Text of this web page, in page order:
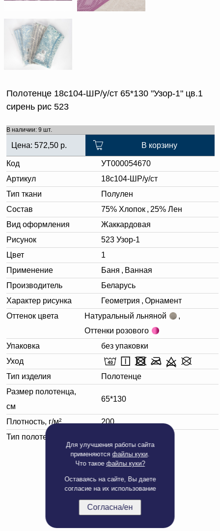
Для улучшения работы сайта
применяютсяфайлы куки.
Что такое файлы куки?
Оставаясь на сайте, Вы даете
согласие на их использование
Согласна/ен
Полотенце 18с104-ШР/у/ст 65*130 "Узор-1" цв.1
сирень рис 523
В наличии: 9 шт.
Цена: 572,50 р. В корзину
Код
УТ000054670
Артикул
18с104-ШР/у/ст
Тип ткани
Полулен
Состав
75% Хлопок , 25% Лен
Вид оформления
Жаккардовая
Рисунок
523 Узор-1
Цвет
1
Применение
Баня , Ванная
Производитель
Беларусь
Характер рисунка
Геометрия , Орнамент
Оттенок цвета
Натуральный льняной
,
Оттенки розового
Упаковка
без упаковки
Уход
Тип изделия
Полотенце
Размер полотенца,
см
65*130
Плотность, г/м²
200
Тип полотенца
Полная версия сайта